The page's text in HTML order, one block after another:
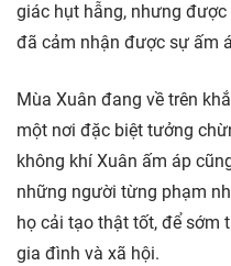
giác hụt hẫng, nhưng
đã cảm nhận được sự ấm
Mùa Xuân đang về trên
một nơi đặc biệt tưởng
không khí Xuân ấm áp
những người từng phạm
họ cải tạo thật tốt, để sớm
gia đình và xã hội.